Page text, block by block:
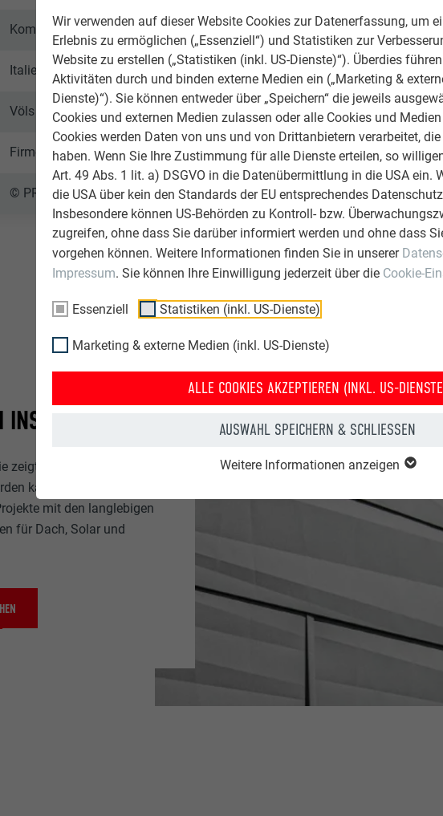
Wir verwenden auf dieser Website Cookies zur Datenerfassung, um
Erlebnis zu ermöglichen („Essenziell“) und Statistiken zur
Website zu erstellen („Statistiken (inkl. US-Dienste)“). Überdies
Aktivitäten durch und binden externe Medien ein („Marketing &
Dienste)“). Sie können entweder über „Speichern“ die jeweils
Cookies und externen Medien zulassen oder alle Cookies und
Cookies werden Daten von uns und von Drittanbietern verarbeitet,
haben. Wenn Sie Ihre Zustimmung für alle Dienste erteilen, so
Art. 49 Abs. 1 lit. a) DSGVO in die Datenübermittlung in die USA ein.
die USA über kein den Standards der EU entsprechendes
Insbesondere können US-Behörden zu Kontroll- bzw.
zugreifen, ohne dass Sie darüber informiert werden und ohne dass
vorgehen können. Weitere Informationen finden Sie in unserer
Impressum. Sie können Ihre Einwilligung jederzeit über die Cookie-
Essenziell Statistiken (inkl. US-Dienste)
Marketing & externe Medien (inkl. US-Dienste)
ALLE COOKIES AKZEPTIEREN (INKL. US-
AUSWAHL SPEICHERN & SCHLIESSEN
Weitere Informationen anzeigen
Kometal GmbH
Italien
Völs am Schlern
Firmengebäude, Öffentliche Gebäude & sonstige Einrichtungen
© PREFA | Croce & Wir
zeigt, wie vielseitig
kann. Entdecken Sie
mit den langlebigen
für Dach, Solar und